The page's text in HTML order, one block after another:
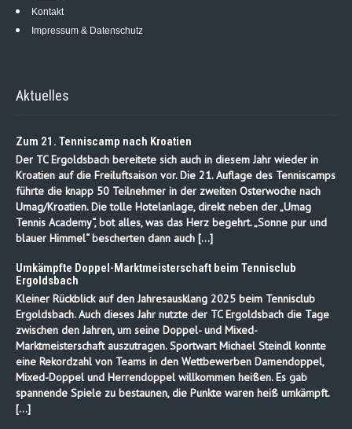
Kontakt
Impressum & Datenschutz
Aktuelles
Zum 21. Tenniscamp nach Kroatien
Der TC Ergoldsbach bereitete sich auch in diesem Jahr wieder in
Kroatien auf die Freiluftsaison vor. Die 21. Auflage des Tenniscamps
führte die knapp 50 Teilnehmer in der zweiten Osterwoche nach
Umag/Kroatien. Die tolle Hotelanlage, direkt neben der „Umag
Tennis Academy“, bot alles, was das Herz begehrt. „Sonne pur und
blauer Himmel“ bescherten dann auch […]
Umkämpfte Doppel-Marktmeisterschaft beim Tennisclub
Ergoldsbach
Kleiner Rückblick auf den Jahresausklang 2025 beim Tennisclub
Ergoldsbach. Auch dieses Jahr nutzte der TC Ergoldsbach die Tage
zwischen den Jahren, um seine Doppel- und Mixed-
Marktmeisterschaft auszutragen. Sportwart Michael Steindl konnte
eine Rekordzahl von Teams in den Wettbewerben Damendoppel,
Mixed-Doppel und Herrendoppel willkommen heißen. Es gab
spannende Spiele zu bestaunen, die Punkte waren heiß umkämpft.
[…]